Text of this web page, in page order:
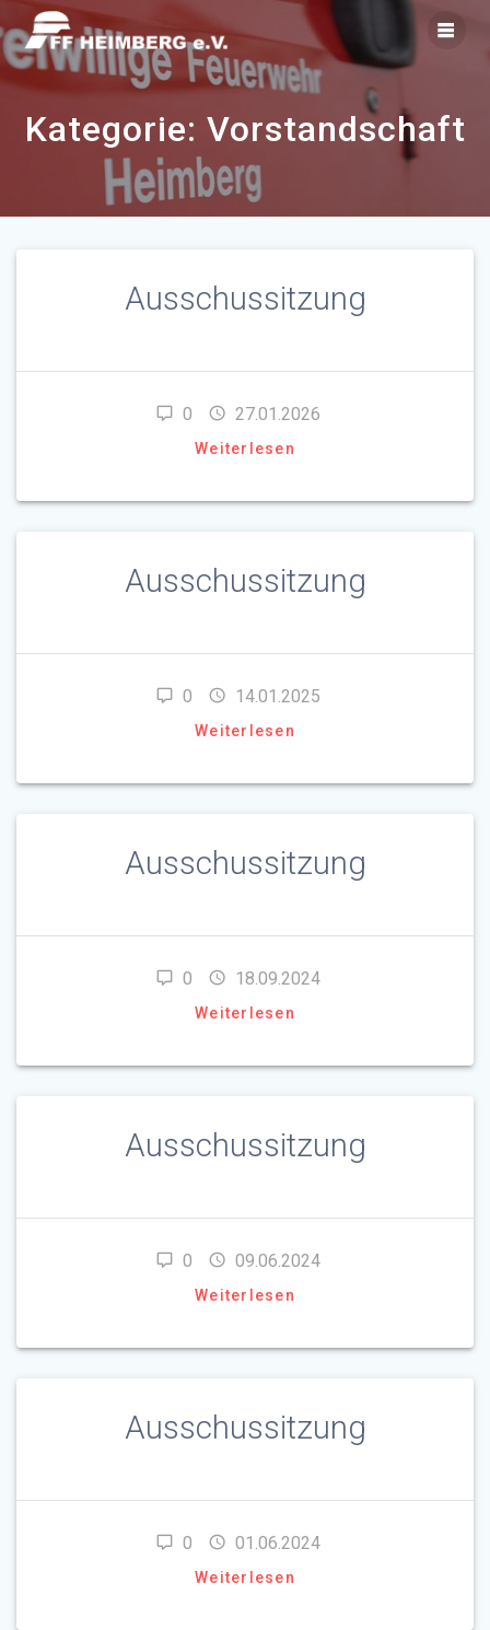
Inhalt
springen
Kategorie: Vorstandschaft
Ausschussitzung
0 27.01.2026
Weiterlesen
Ausschussitzung
0 14.01.2025
Weiterlesen
Ausschussitzung
0 18.09.2024
Weiterlesen
Ausschussitzung
0 09.06.2024
Weiterlesen
Ausschussitzung
0 01.06.2024
Weiterlesen